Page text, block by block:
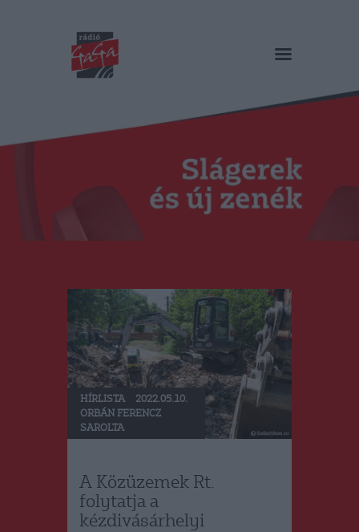
RÁDIÓ GAGA
Műsorok
Duma Duba
Podcast és videók
Stáb
Kapcsolat
RO
HÍRLISTA
2022.05.10.
ORBÁN FERENCZ
SAROLTA
A Közüzemek Rt.
folytatja a
kézdivásárhelyi